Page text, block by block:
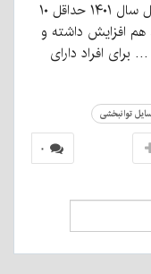
زیرا قیمت وسایل توانبخشی نسبت به اوایل سال ۱۴۰۱ حداقل ۱۰
وسایل تا ۴۰ الی ۵۰ درصد هم افزایش داشته و
افراد دارای
توانبخشی
۰